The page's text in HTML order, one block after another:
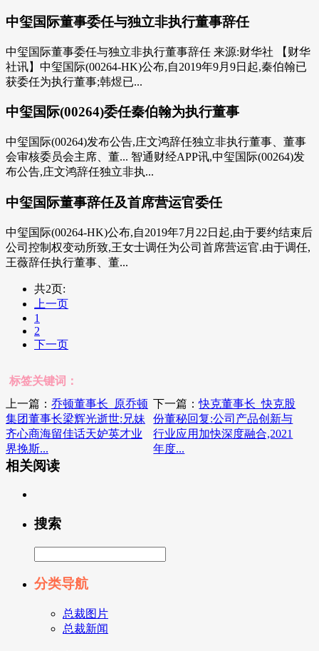
中玺国际董事委任与独立非执行董事辞任
中玺国际董事委任与独立非执行董事辞任 来源:财华社 【财华
社讯】中玺国际(00264-HK)公布,自2019年9月9日起,秦伯翰已
获委任为执行董事;韩煜已...
中玺国际(00264)委任秦伯翰为执行董事
中玺国际(00264)发布公告,庄文鸿辞任独立非执行董事、董事
会审核委员会主席、董... 智通财经APP讯,中玺国际(00264)发
布公告,庄文鸿辞任独立非执...
中玺国际董事辞任及首席营运官委任
中玺国际(00264-HK)公布,自2019年7月22日起,由于要约结束后
公司控制权变动所致,王女士调任为公司首席营运官.由于调任,
王薇辞任执行董事、董...
共2页:
上一页
1
2
下一页
标签关键词：
上一篇： 乔顿董事长_原乔顿
集团董事长梁辉光逝世:兄妹
齐心商海留佳话天妒英才业
界挽斯...
下一篇：快克董事长_快克股
份董秘回复:公司产品创新与
行业应用加快深度融合,2021
年度...
相关阅读
搜索
分类导航
总裁图片
总裁新闻